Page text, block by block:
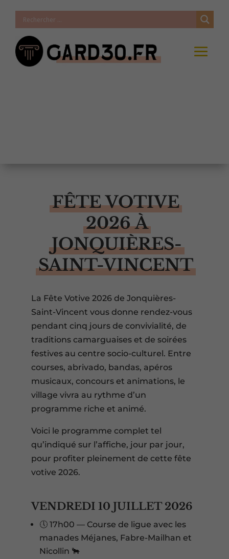
FÊTE VOTIVE
2026 À
JONQUIÈRES-
SAINT-VINCENT
La Fête Votive 2026 de Jonquières-
Saint-Vincent vous donne rendez-vous
pendant cinq jours de convivialité, de
traditions camarguaises et de soirées
festives au centre socio-culturel. Entre
courses, abrivado, bandas, apéros
musicaux, concours et animations, le
village vivra au rythme d’un
programme riche et animé.
Voici le programme complet tel
qu’indiqué sur l’affiche, jour par jour,
pour profiter pleinement de cette fête
votive 2026.
VENDREDI 10 JUILLET 2026
🕔 17h00 — Course de ligue avec les
manades Méjanes, Fabre-Mailhan et
Nicollin 🐂